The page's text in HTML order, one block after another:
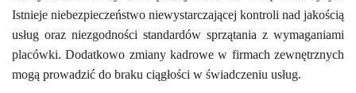
Istnieje niebezpieczeństwo niewystarczającej kontroli nad jakością
usług oraz niezgodności standardów sprzątania z wymaganiami
placówki. Dodatkowo zmiany kadrowe w firmach zewnętrznych
mogą prowadzić do braku ciągłości w świadczeniu usług.